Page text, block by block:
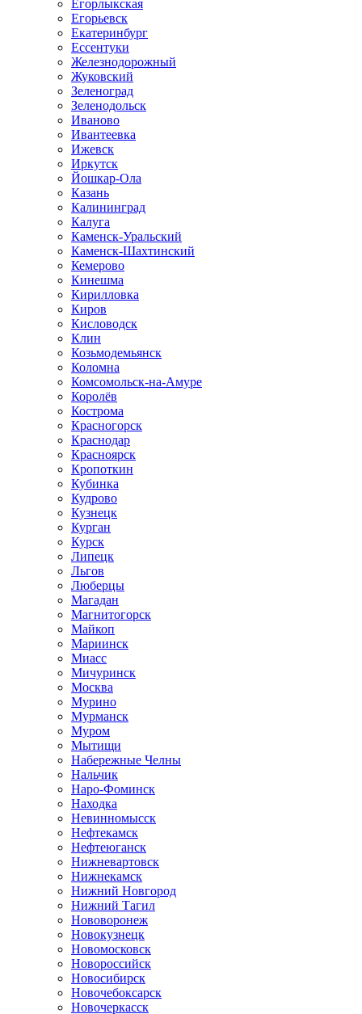
Егорлыкская
Егорьевск
Екатеринбург
Ессентуки
Железнодорожный
Жуковский
Зеленоград
Зеленодольск
Иваново
Ивантеевка
Ижевск
Иркутск
Йошкар-Ола
Казань
Калининград
Калуга
Каменск-Уральский
Каменск-Шахтинский
Кемерово
Кинешма
Кирилловка
Киров
Кисловодск
Клин
Козьмодемьянск
Коломна
Комсомольск-на-Амуре
Королёв
Кострома
Красногорск
Краснодар
Красноярск
Кропоткин
Кубинка
Кудрово
Кузнецк
Курган
Курск
Липецк
Льгов
Люберцы
Магадан
Магнитогорск
Майкоп
Мариинск
Миасс
Мичуринск
Москва
Мурино
Мурманск
Муром
Мытищи
Набережные Челны
Нальчик
Наро-Фоминск
Находка
Невинномысск
Нефтекамск
Нефтеюганск
Нижневартовск
Нижнекамск
Нижний Новгород
Нижний Тагил
Нововоронеж
Новокузнецк
Новомосковск
Новороссийск
Новосибирск
Новочебоксарск
Новочеркасск